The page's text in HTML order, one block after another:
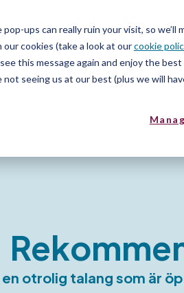
ups can really ruin your visit, so
cookies (take a look at ourcookie
this message again and enjoy the
not seeing us at our best (plus we will
Resurser
en otrolig talang som är